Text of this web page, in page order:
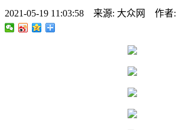
2021-05-19 11:03:58 来源: 大众网 作者: